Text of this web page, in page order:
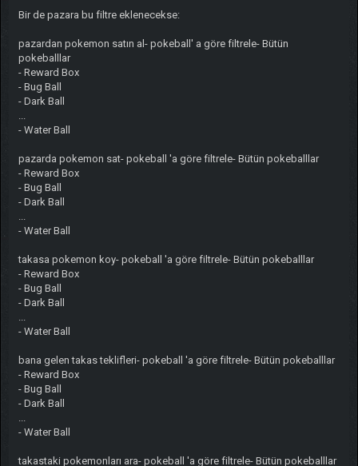
Bir de pazara bu filtre eklenecekse:
pazardan pokemon satın al- pokeball' a göre filtrele- Bütün
pokeballlar
- Reward Box
- Bug Ball
- Dark Ball
- Water Ball
pazarda pokemon sat- pokeball 'a göre filtrele- Bütün pokeballlar
- Reward Box
- Bug Ball
- Dark Ball
- Water Ball
takasa pokemon koy- pokeball 'a göre filtrele- Bütün pokeballlar
- Reward Box
- Bug Ball
- Dark Ball
- Water Ball
bana gelen takas teklifleri- pokeball 'a göre filtrele- Bütün pokeballlar
- Reward Box
- Bug Ball
- Dark Ball
- Water Ball
takastaki pokemonları ara- pokeball 'a göre filtrele- Bütün pokeballlar